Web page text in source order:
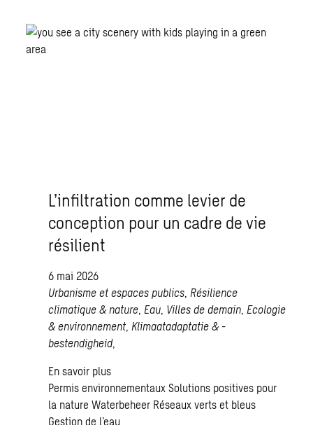
L’infiltration comme levier de
conception pour un cadre de vie
résilient
6 mai 2026
Urbanisme et espaces publics, Résilience
climatique & nature, Eau, Villes de demain, Ecologie
& environnement, Klimaatadaptatie & -
bestendigheid,
En savoir plus
Permis environnementauxSolutions positives pour
la natureWaterbeheer Réseaux verts et bleus
Gestion de l’eau